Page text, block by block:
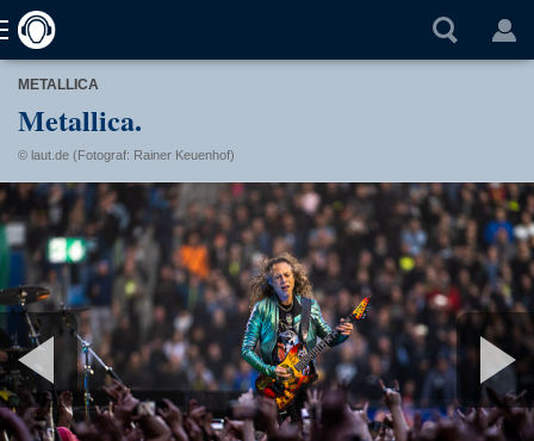
METALLICA
Metallica.
© laut.de (Fotograf: Rainer Keuenhof)